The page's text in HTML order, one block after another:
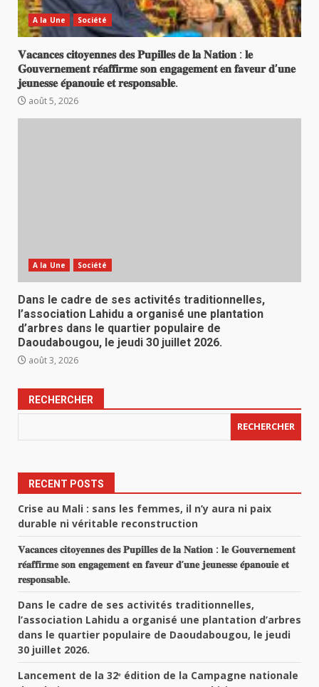
A la Une Société
𝐕𝐚𝐜𝐚𝐧𝐜𝐞𝐬 𝐜𝐢𝐭𝐨𝐲𝐞𝐧𝐧𝐞𝐬 𝐝𝐞𝐬 𝐏𝐮𝐩𝐢𝐥𝐥𝐞𝐬 𝐝𝐞 𝐥𝐚 𝐍𝐚𝐭𝐢𝐨𝐧 : 𝐥𝐞
𝐆𝐨𝐮𝐯𝐞𝐫𝐧𝐞𝐦𝐞𝐧𝐭 𝐫𝐞́𝐚𝐟𝐟𝐢𝐫𝐦𝐞 𝐬𝐨𝐧 𝐞𝐧𝐠𝐚𝐠𝐞𝐦𝐞𝐧𝐭 𝐞𝐧 𝐟𝐚𝐯𝐞𝐮𝐫 𝐝’𝐮𝐧𝐞
𝐣𝐞𝐮𝐧𝐞𝐬𝐬𝐞 𝐞́𝐩𝐚𝐧𝐨𝐮𝐢𝐞 𝐞𝐭 𝐫𝐞𝐬𝐩𝐨𝐧𝐬𝐚𝐛𝐥𝐞.
août 5, 2026
A la Une Société
Dans le cadre de ses activités traditionnelles,
l’association Lahidu a organisé une plantation
d’arbres dans le quartier populaire de
Daoudabougou, le jeudi 30 juillet 2026.
août 3, 2026
RECHERCHER
RECHERCHER
RECENT POSTS
Crise au Mali : sans les femmes, il n’y aura ni paix
durable ni véritable reconstruction
𝐕𝐚𝐜𝐚𝐧𝐜𝐞𝐬 𝐜𝐢𝐭𝐨𝐲𝐞𝐧𝐧𝐞𝐬 𝐝𝐞𝐬 𝐏𝐮𝐩𝐢𝐥𝐥𝐞𝐬 𝐝𝐞 𝐥𝐚 𝐍𝐚𝐭𝐢𝐨𝐧 : 𝐥𝐞 𝐆𝐨𝐮𝐯𝐞𝐫𝐧𝐞𝐦𝐞𝐧𝐭
𝐫𝐞́𝐚𝐟𝐟𝐢𝐫𝐦𝐞 𝐬𝐨𝐧 𝐞𝐧𝐠𝐚𝐠𝐞𝐦𝐞𝐧𝐭 𝐞𝐧 𝐟𝐚𝐯𝐞𝐮𝐫 𝐝’𝐮𝐧𝐞 𝐣𝐞𝐮𝐧𝐞𝐬𝐬𝐞 𝐞́𝐩𝐚𝐧𝐨𝐮𝐢𝐞 𝐞𝐭
𝐫𝐞𝐬𝐩𝐨𝐧𝐬𝐚𝐛𝐥𝐞.
Dans le cadre de ses activités traditionnelles,
l’association Lahidu a organisé une plantation d’arbres
dans le quartier populaire de Daoudabougou, le jeudi
30 juillet 2026.
Lancement de la 32ᵉ édition de la Campagne nationale